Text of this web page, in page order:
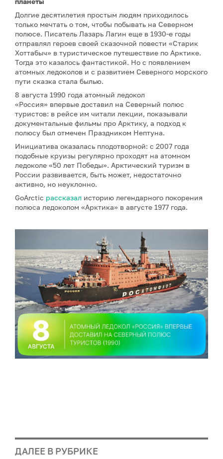
Долгие десятилетия простым людям приходилось
только мечтать о том, чтобы побывать на Северном
полюсе. Писатель Лазарь Лагин еще в 1930-е годы
отправлял героев своей сказочной повести «Старик
Хоттабыч» в туристическое путешествие по Арктике.
Тогда это казалось фантастикой. Но с появлением
атомных ледоколов и с развитием Северного морского
пути сказка стала былью.
8 августа 1990 года атомный ледокол
«Россия» впервые доставил на Северный полюс
туристов: в рейсе им читали лекции, показывали
документальные фильмы про Арктику, а подход к
полюсу был отмечен Праздником Нептуна.
Инициатива оказалась плодотворной: с 2007 года
подобные круизы регулярно проходят на атомном
ледоколе «50 лет Победы». Арктический туризм в
России развивается, быть может, недостаточно
активно, но неуклонно.
GoArctic рассказал историю легендарного покорения
полюса ледоколом «Арктика» в августе 1977 года.
ДАЛЕЕ В РУБРИКЕ